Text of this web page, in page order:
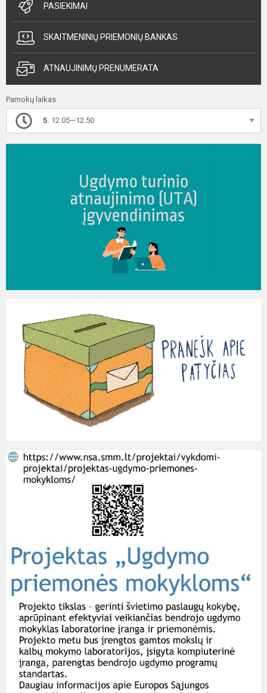
PASIEKIMAI
SKAITMENINIŲ PRIEMONIŲ BANKAS
ATNAUJINIMŲ PRENUMERATA
Pamokų laikas
5. 12.05—12.50